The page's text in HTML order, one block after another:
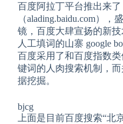
百度阿拉丁平台推出来了
（alading.baidu.com）
镜，百度大肆宣扬的新
人工填词的山寨 google
百度采用了和百度指数
键词的人肉搜索机制，
据挖掘。
bjcg
上面是目前百度搜索“北